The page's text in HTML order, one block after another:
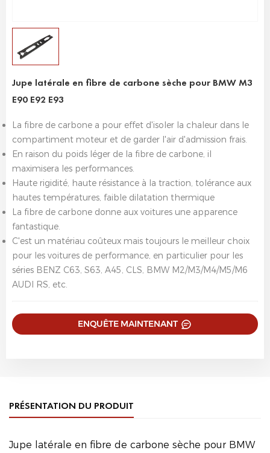
Jupe latérale en fibre de carbone sèche pour BMW M3
E90 E92 E93
La fibre de carbone a pour effet d'isoler la chaleur dans le
compartiment moteur et de garder l'air d'admission frais.
En raison du poids léger de la fibre de carbone, il
maximisera les performances.
Haute rigidité, haute résistance à la traction, tolérance aux
hautes températures, faible dilatation thermique
La fibre de carbone donne aux voitures une apparence
fantastique.
C'est un matériau coûteux mais toujours le meilleur choix
pour les voitures de performance, en particulier pour les
séries BENZ C63, S63, A45, CLS, BMW M2/M3/M4/M5/M6
AUDI RS, etc.
ENQUÊTE MAINTENANT
PRÉSENTATION DU PRODUIT
Jupe latérale en fibre de carbone sèche pour BMW